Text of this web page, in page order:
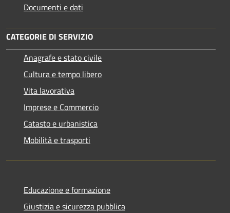
Documenti e dati
CATEGORIE DI SERVIZIO
Anagrafe e stato civile
Cultura e tempo libero
Vita lavorativa
Imprese e Commercio
Catasto e urbanistica
Mobilità e trasporti
Educazione e formazione
Giustizia e sicurezza pubblica